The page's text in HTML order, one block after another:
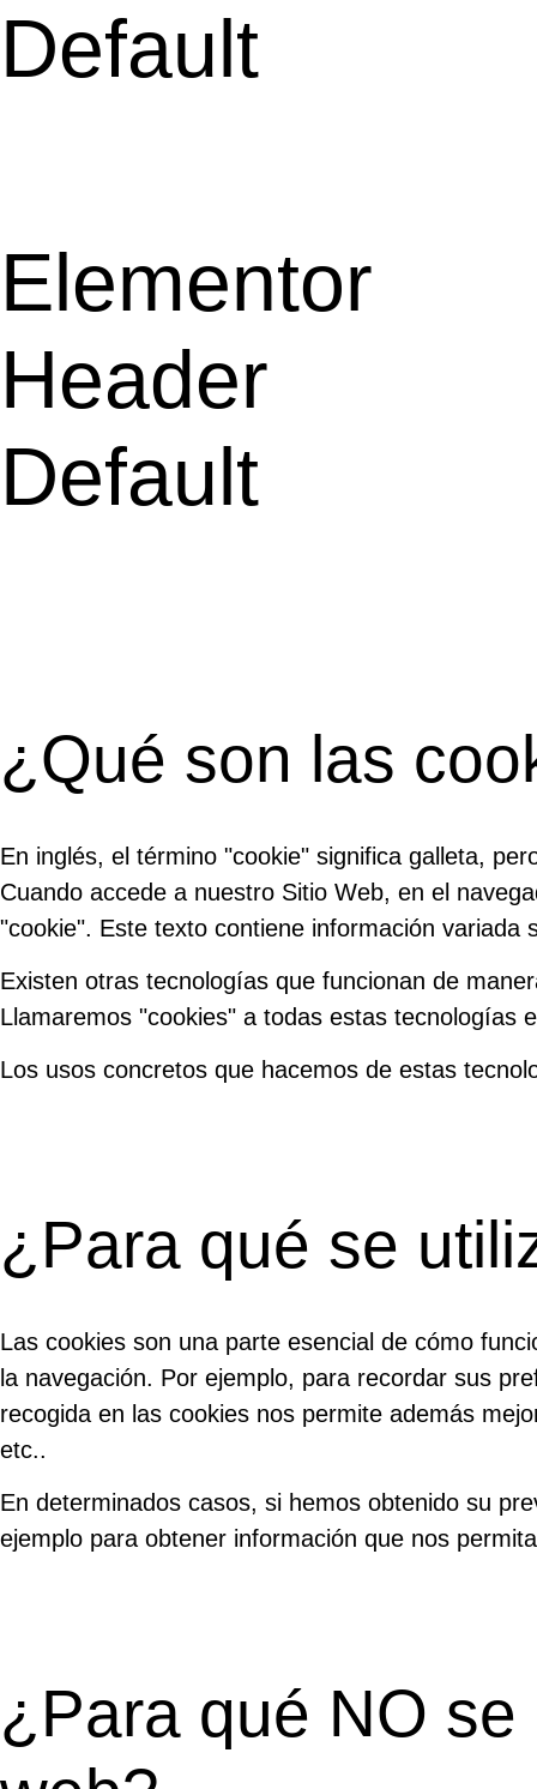
Default
Elementor
Header
Default
¿Qué son las
En inglés, el término "cookie" significa galleta,
Cuando accede a nuestro Sitio Web, en el
"cookie". Este texto contiene información
Existen otras tecnologías que funcionan de
Llamaremos "cookies" a todas estas tecnologías
Los usos concretos que hacemos de estas
¿Para qué se
Las cookies son una parte esencial de cómo
la navegación. Por ejemplo, para recordar sus
recogida en las cookies nos permite además
etc..
En determinados casos, si hemos obtenido su
ejemplo para obtener información que nos
¿Para qué NO